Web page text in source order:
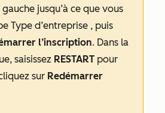
jusqu’à ce que vous
Type d’entreprise , puis
l’inscription. Dans la
saisissez RESTART pour
sur Redémarrer